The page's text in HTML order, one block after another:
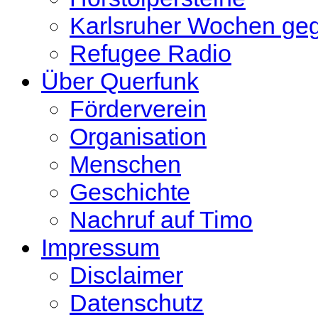
Karlsruher Wochen
Refugee Radio
Über Querfunk
Förderverein
Organisation
Menschen
Geschichte
Nachruf auf Timo
Impressum
Disclaimer
Datenschutz